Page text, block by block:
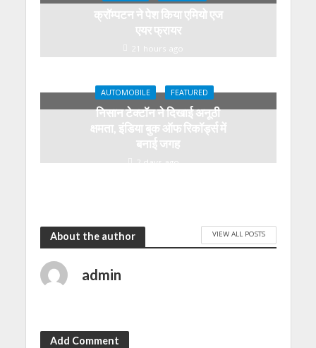
क्रॉम्पटन ने पेश किया एमियो एज
एयर फ्रायर
21 hours ago
AUTOMOBILE FEATURED
निसान टेक्टॉन ने दिखाई अनूठी
क्षमता, इंडिया बुक ऑफ रिकॉर्ड्स में
बनाई जगह
2 days ago
About the author VIEW ALL POSTS
admin
Add Comment